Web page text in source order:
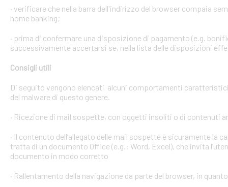
· verificare che nella barra dell'indirizzo del browser compaia
home banking;
· prima di confermare una disposizione di pagamento (e.g.
successivamente accertarsi se, nella lista delle disposizioni
Consigli utili
Di seguito vengono elencati alcuni comportamenti
del malware di questo genere.
· Ricezione di mail sospette, con oggetti insoliti o di contenuti
· Il contenuto dell’allegato delle mail sospette è sicuramente
tratta di un documento Office (e.g.: Word, Excel), che invita
documento in modo corretto
· Rallentamento della navigazione da parte del browser, in